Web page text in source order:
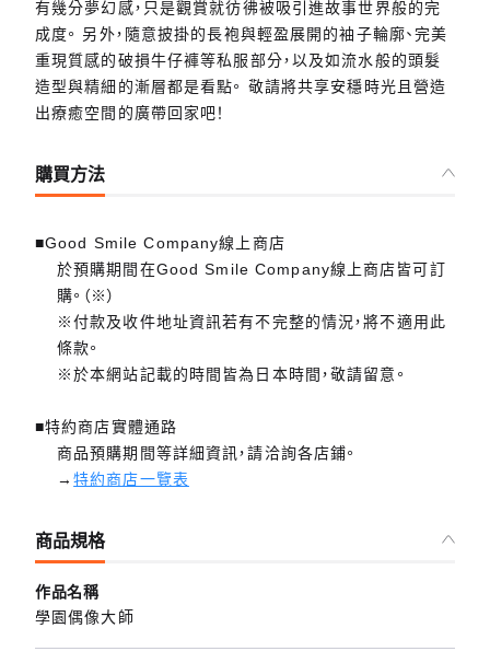
有幾分夢幻感，只是觀賞就彷彿被吸引進故事世界般的完
成度。 另外，隨意披掛的長袍與輕盈展開的袖子輪廓、完美
重現質感的破損牛仔褲等私服部分，以及如流水般的頭髮
造型與精細的漸層都是看點。 敬請將共享安穩時光且營造
出療癒空間的廣帶回家吧！
購買方法
■Good Smile Company線上商店
於預購期間在Good Smile Company線上商店皆可訂
購。（※）
※付款及收件地址資訊若有不完整的情況，將不適用此
條款。
※於本網站記載的時間皆為日本時間，敬請留意。
■特約商店實體通路
商品預購期間等詳細資訊，請洽詢各店鋪。
→特約商店一覽表
商品規格
作品名稱
學園偶像大師